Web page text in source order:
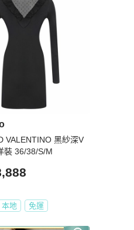
VALENTINO 黑紗深V
裝 36/38/S/M
本地 免運